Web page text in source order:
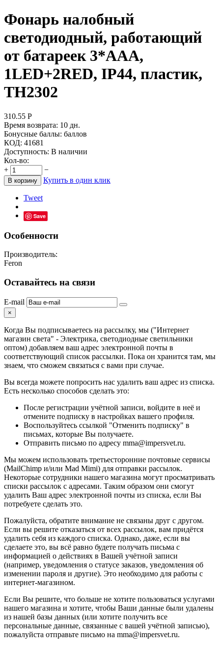
Фонарь налобный
светодиодный, работающий
от батареек 3*AAA,
1LED+2RED, IP44, пластик,
TH2302
310.55 Р
Время возврата: 10 дн.
Бонусные баллы: баллов
КОД: 41681
Доступность: В наличии
Кол-во:
+
−
В корзину Купить в один клик
Tweet
Save
Особенности
Производитель:
Feron
Оставайтесь на связи
E-mail
×
Когда Вы подписываетесь на рассылку, мы ("Интернет
магазин света" - Электрика, светодиодные светильники
оптом) добавляем ваш адрес электронной почты в
соответствующий список рассылки. Пока он хранится там, мы
знаем, что сможем связаться с вами при случае.
Вы всегда можете попросить нас удалить ваш адрес из списка.
Есть несколько способов сделать это:
После регистрации учётной записи, войдите в неё и
отмените подписку в настройках вашего профиля.
Воспользуйтесь ссылкой "Отменить подписку" в
письмах, которые Вы получаете.
Отправить письмо по адресу mma@impersvet.ru.
Мы можем использовать третьесторонние почтовые сервисы
(MailChimp и/или Mad Mimi) для отправки рассылок.
Некоторые сотрудники нашего магазина могут просматривать
списки рассылок с адресами. Таким образом они смогут
удалить Ваш адрес электронной почты из списка, если Вы
потребуете сделать это.
Пожалуйста, обратите внимание не связаны друг с другом.
Если вы решите отказаться от всех рассылок, вам придётся
удалить себя из каждого списка. Однако, даже, если вы
сделаете это, вы всё равно будете получать письма с
информацией о действиях в Вашей учётной записи
(например, уведомления о статусе заказов, уведомления об
изменении пароля и другие). Это необходимо для работы с
интернет-магазином.
Если Вы решите, что больше не хотите пользоваться услугами
нашего магазина и хотите, чтобы Ваши данные были удалены
из нашей базы данных (или хотите получить все
персональные данные, связанные с вашей учётной записью),
пожалуйста отправьте письмо на mma@impersvet.ru.